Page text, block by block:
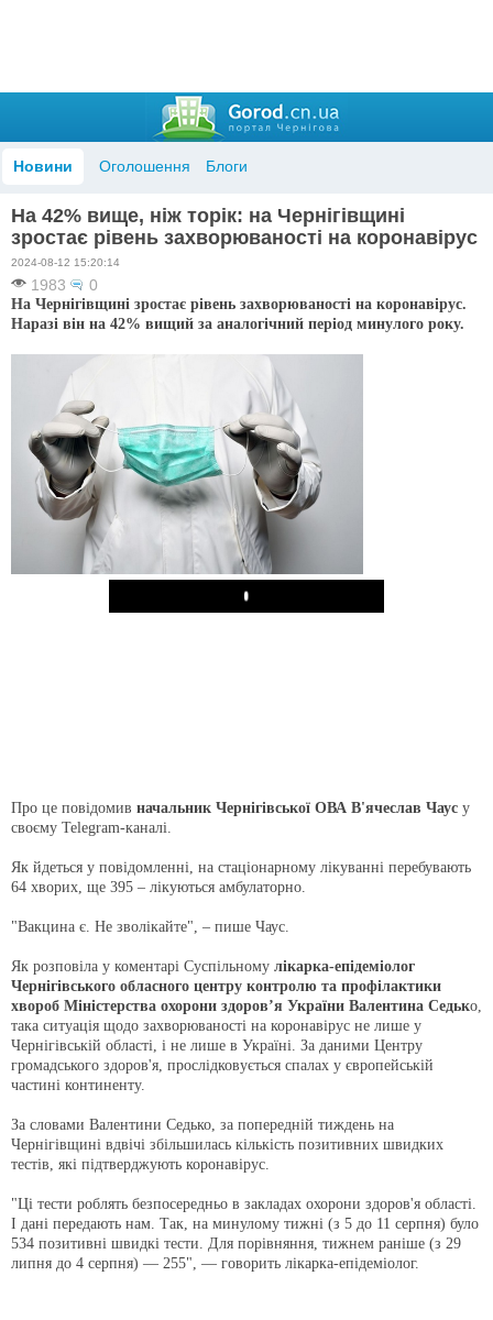
Новини Оголошення Блоги
На 42% вище, ніж торік: на Чернігівщині
зростає рівень захворюваності на коронавірус
2024-08-12 15:20:14
1983 0
На Чернігівщині зростає рівень захворюваності на коронавірус.
Наразі він на 42% вищий за аналогічний період минулого року.
Play
Про це повідомив начальник Чернігівської ОВА В'ячеслав Чаус у
своєму Telegram-каналі.
Як йдеться у повідомленні, на стаціонарному лікуванні перебувають
64 хворих, ще 395 – лікуються амбулаторно.
"Вакцина є. Не зволікайте", – пише Чаус.
Як розповіла у коментарі Суспільному лікарка-епідеміолог
Чернігівського обласного центру контролю та профілактики
хвороб Міністерства охорони здоров’я України Валентина Седько,
така ситуація щодо захворюваності на коронавірус не лише у
Чернігівській області, і не лише в Україні. За даними Центру
громадського здоров'я, прослідковується спалах у європейській
частині континенту.
За словами Валентини Седько, за попередній тиждень на
Чернігівщині вдвічі збільшилась кількість позитивних швидких
тестів, які підтверджують коронавірус.
"Ці тести роблять безпосередньо в закладах охорони здоров'я області.
І дані передають нам. Так, на минулому тижні (з 5 до 11 серпня) було
534 позитивні швидкі тести. Для порівняння, тижнем раніше (з 29
липня до 4 серпня) — 255", — говорить лікарка-епідеміолог.